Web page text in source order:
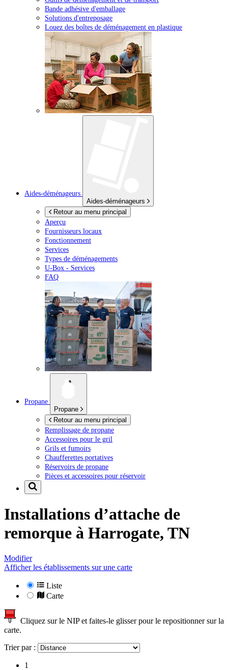
Bande adhésive d'emballage
Solutions d'entreposage
Louez des boîtes de déménagement en plastique
Aides-déménageurs
Aides-déménageurs
Retour au menu principal
Aperçu
Fournisseurs locaux
Fonctionnement
Services
Types de déménagements
U-Box - Services
FAQ
Propane
Propane
Retour au menu principal
Remplissage de propane
Accessoires pour le gril
Grils et fumoirs
Chaufferettes portatives
Réservoirs de propane
Pièces et accessoires pour réservoir
Installations d’attache de
remorque à Harrogate, TN
Modifier
Afficher les établissements sur une carte
Liste
Carte
Cliquez sur le NIP et faites-le glisser pour le repositionner sur la
carte.
Trier par :
1